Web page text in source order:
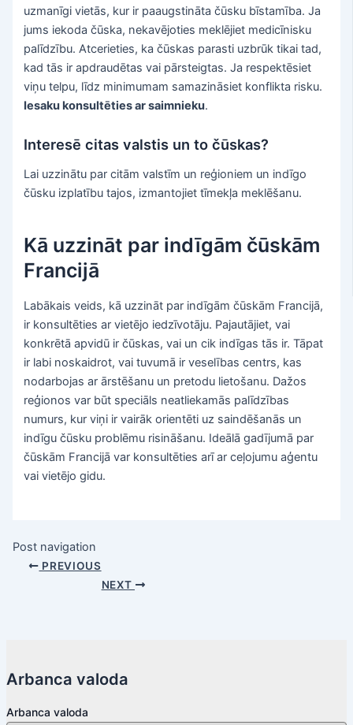
uzmanīgi vietās, kur ir paaugstināta čūsku bīstamība. Ja
jums iekoda čūska, nekavējoties meklējiet medicīnisku
palīdzību. Atcerieties, ka čūskas parasti uzbrūk tikai tad,
kad tās ir apdraudētas vai pārsteigtas. Ja respektēsiet
viņu telpu, līdz minimumam samazināsiet konflikta risku.
Iesaku konsultēties ar saimnieku.
Interesē citas valstis un to čūskas?
Lai uzzinātu par citām valstīm un reģioniem un indīgo
čūsku izplatību tajos, izmantojiet tīmekļa meklēšanu.
Kā uzzināt par indīgām čūskām
Francijā
Labākais veids, kā uzzināt par indīgām čūskām Francijā,
ir konsultēties ar vietējo iedzīvotāju. Pajautājiet, vai
konkrētā apvidū ir čūskas, vai un cik indīgas tās ir. Tāpat
ir labi noskaidrot, vai tuvumā ir veselības centrs, kas
nodarbojas ar ārstēšanu un pretodu lietošanu. Dažos
reģionos var būt speciāls neatliekamās palīdzības
numurs, kur viņi ir vairāk orientēti uz saindēšanās un
indīgu čūsku problēmu risināšanu. Ideālā gadījumā par
čūskām Francijā var konsultēties arī ar ceļojumu aģentu
vai vietējo gidu.
Post navigation
PREVIOUS
NEXT
Arbanca valoda
Arbanca valoda